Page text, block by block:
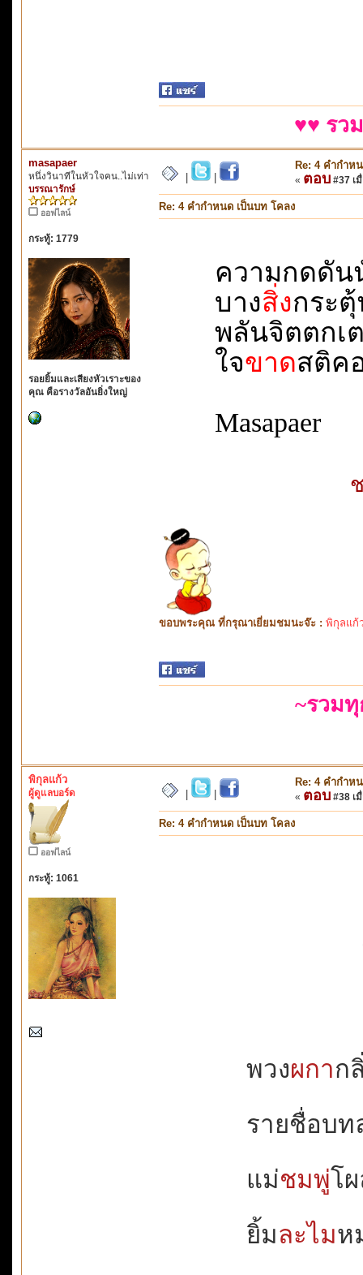
♥♥ รว
masapaer
หนึ่งวินาทีในหัวใจคน..ไม่เท่า
บรรณารักษ์
ออฟไลน์
กระทู้: 1779
รอยยิ้มและเสียงหัวเราะของ
คุณ คือรางวัลอันยิ่งใหญ่
Re: 4 คำกำห
« ตอบ #37 เ
Re: 4 คำกำหนด เป็นบท โคลง
ความกดดัน
บางสิ่งกระตุ้
พลันจิตตกเ
ใจขาดสติค
Masapaer
ขอบพระคุณ ที่กรุณาเยี่ยมชมนะจ๊ะ : พิกุลแก้
~รวม
พิกุลแก้ว
ผู้ดูแลบอร์ด
ออฟไลน์
กระทู้: 1061
Re: 4 คำกำห
« ตอบ #38 เ
Re: 4 คำกำหนด เป็นบท โคลง
พวงผกาก
รายชื่อบท
แม่ชมพู่โ
ยิ้มละไมห